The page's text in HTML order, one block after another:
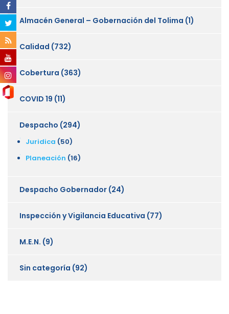
Almacén General – Gobernación del Tolima (1)
Calidad (732)
Cobertura (363)
COVID 19 (11)
Despacho (294)
Juridica (50)
Planeación (16)
Despacho Gobernador (24)
Inspección y Vigilancia Educativa (77)
M.E.N. (9)
Sin categoría (92)